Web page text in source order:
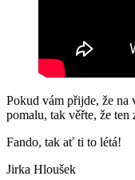
Pokud vám přijde, že na
pomalu, tak věřte, že ten
Fando, tak ať ti to létá!
Jirka Hloušek